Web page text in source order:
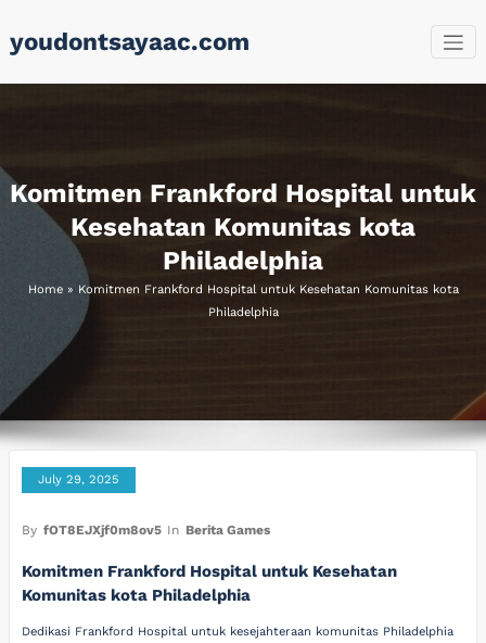
to
content
youdontsayaac.com
Komitmen Frankford Hospital untuk
Kesehatan Komunitas kota
Philadelphia
Home» Komitmen Frankford Hospital untuk Kesehatan Komunitas kota
Philadelphia
July 29, 2025
By fOT8EJXjf0m8ov5 In Berita Games
Komitmen Frankford Hospital untuk Kesehatan
Komunitas kota Philadelphia
Dedikasi Frankford Hospital untuk kesejahteraan komunitas Philadelphia